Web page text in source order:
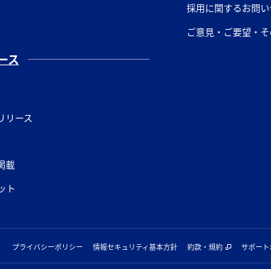
ス
リース
載
ト
採用に関するお問
ご意見・ご要望・
プライバシーポリシー 情報セキュリティ基本方針 約款・規約 サポー